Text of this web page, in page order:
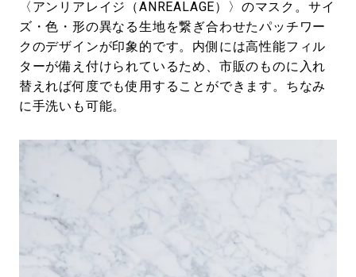
〈アンリアレイジ（ANREALAGE）〉のマスク。サイ
ズ・色・形の異なる生地を繋ぎ合わせたパッチワー
クのデザインが印象的です。内側には高性能フィル
ターが備え付けられているため、市販のものに入れ
替えれば何度でも使用することができます。ちなみ
に手洗いも可能。